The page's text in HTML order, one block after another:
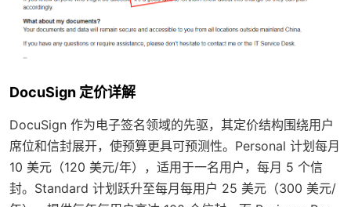
DocuSign 定价详解
DocuSign 作为电子签名领域的先驱，其定价结构围绕用户
席位和信封展开，使预算更具可预测性。Personal 计划每月
10 美元（120 美元/年），适用于一名用户，每月 5 个信
封。Standard 计划跃升至每月每用户 25 美元（300 美元/